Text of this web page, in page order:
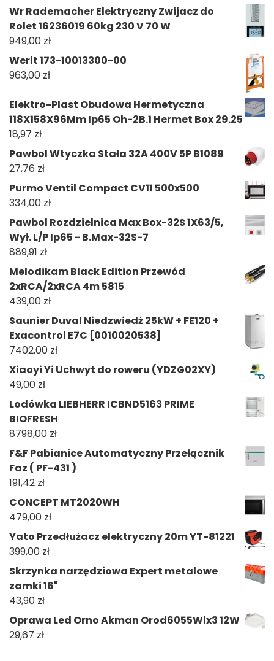
Wr Rademacher Elektryczny Zwijacz do
Rolet 16236019 60kg 230 V 70 W
949,00 zł
Werit 173-10013300-00
963,00 zł
Elektro-Plast Obudowa Hermetyczna
118X158X96Mm Ip65 Oh-2B.1 Hermet Box 29.25
18,97 zł
Pawbol Wtyczka Stała 32A 400V 5P B1089
27,76 zł
Purmo Ventil Compact CV11 500x500
334,00 zł
Pawbol Rozdzielnica Max Box-32S 1X63/5,
Wył. L/P Ip65 - B.Max-32S-7
889,91 zł
Melodikam Black Edition Przewód
2xRCA/2xRCA 4m 5815
439,00 zł
Saunier Duval Niedzwiedż 25kW + FE120 +
Exacontrol E7C [0010020538]
7402,00 zł
Xiaoyi Yi Uchwyt do roweru (YDZG02XY)
49,00 zł
Lodówka LIEBHERR ICBND5163 PRIME
BIOFRESH
8798,00 zł
F&F Pabianice Automatyczny Przełącznik
Faz ( PF-431 )
191,42 zł
CONCEPT MT2020WH
479,00 zł
Yato Przedłużacz elektryczny 20m YT-81221
399,00 zł
Skrzynka narzędziowa Expert metalowe
zamki 16"
43,90 zł
Oprawa Led Orno Akman Orod6055Wlx3 12W
29,67 zł